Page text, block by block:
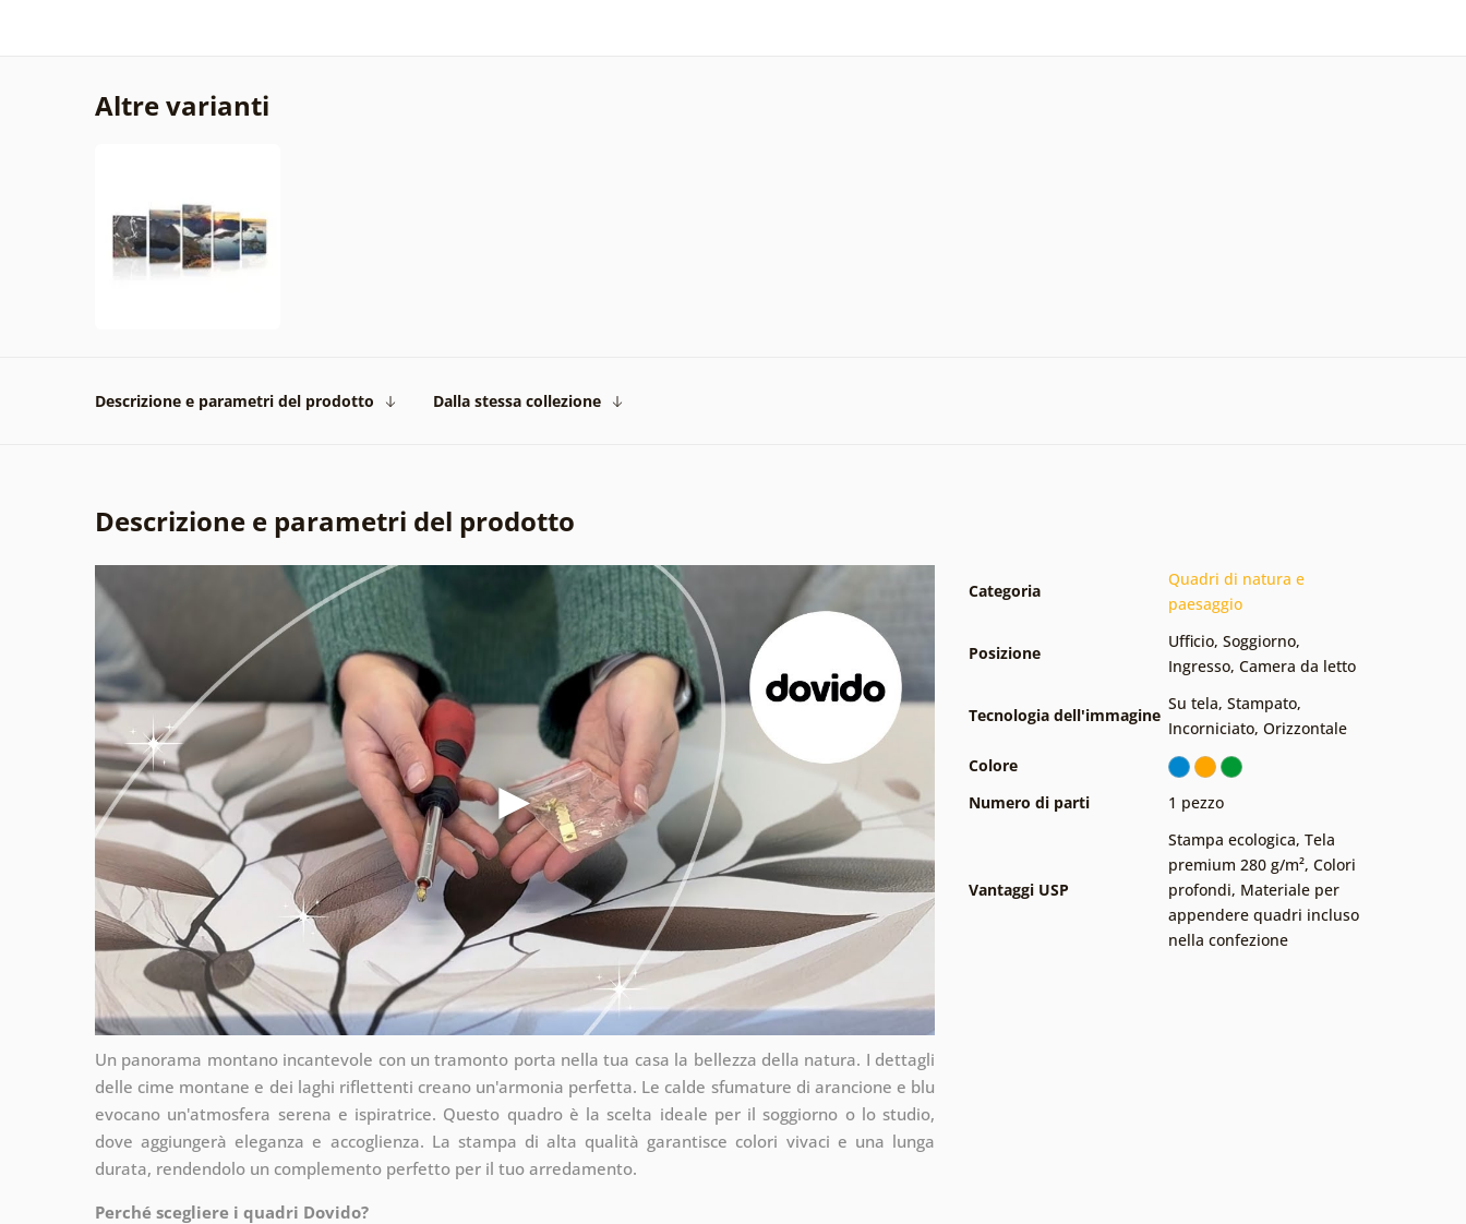
Altre varianti
Descrizione e parametri del prodotto Dalla stessa collezione
Descrizione e parametri del prodotto
Un panorama montano incantevole con un tramonto porta nella tua casa la bellezza della natura. I dettagli
delle cime montane e dei laghi riflettenti creano un'armonia perfetta. Le calde sfumature di arancione e blu
evocano un'atmosfera serena e ispiratrice. Questo quadro è la scelta ideale per il soggiorno o lo studio,
dove aggiungerà eleganza e accoglienza. La stampa di alta qualità garantisce colori vivaci e una lunga
durata, rendendolo un complemento perfetto per il tuo arredamento.
Perché scegliere i quadri Dovido?
Categoria
Quadri di natura e
paesaggio
Posizione
Ufficio, Soggiorno,
Ingresso, Camera da letto
Tecnologia dell'immagine
Su tela, Stampato,
Incorniciato, Orizzontale
Colore
Numero di parti
1 pezzo
Vantaggi USP
Stampa ecologica, Tela
premium 280 g/m², Colori
profondi, Materiale per
appendere quadri incluso
nella confezione